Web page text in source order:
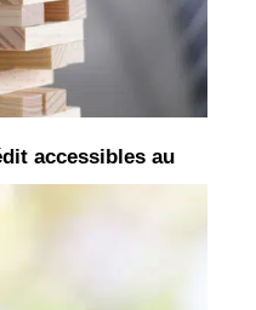
accessibles au